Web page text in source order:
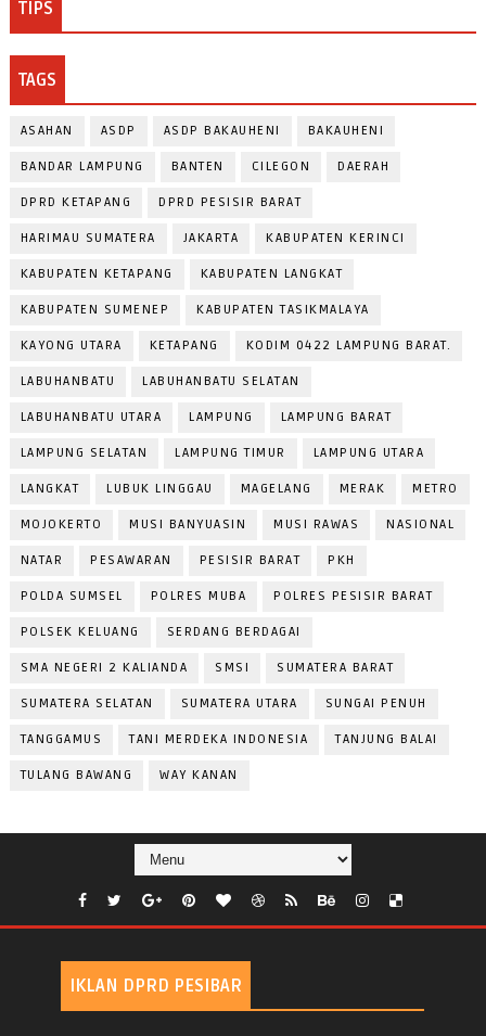
TIPS
TAGS
ASAHAN ASDP ASDP BAKAUHENI BAKAUHENI
BANDAR LAMPUNG BANTEN CILEGON DAERAH
DPRD KETAPANG DPRD PESISIR BARAT
HARIMAU SUMATERA JAKARTA KABUPATEN KERINCI
KABUPATEN KETAPANG KABUPATEN LANGKAT
KABUPATEN SUMENEP KABUPATEN TASIKMALAYA
KAYONG UTARA KETAPANG KODIM 0422 LAMPUNG BARAT.
LABUHANBATU LABUHANBATU SELATAN
LABUHANBATU UTARA LAMPUNG LAMPUNG BARAT
LAMPUNG SELATAN LAMPUNG TIMUR LAMPUNG UTARA
LANGKAT LUBUK LINGGAU MAGELANG MERAK METRO
MOJOKERTO MUSI BANYUASIN MUSI RAWAS NASIONAL
NATAR PESAWARAN PESISIR BARAT PKH
POLDA SUMSEL POLRES MUBA POLRES PESISIR BARAT
POLSEK KELUANG SERDANG BERDAGAI
SMA NEGERI 2 KALIANDA SMSI SUMATERA BARAT
SUMATERA SELATAN SUMATERA UTARA SUNGAI PENUH
TANGGAMUS TANI MERDEKA INDONESIA TANJUNG BALAI
TULANG BAWANG WAY KANAN
IKLAN DPRD PESIBAR